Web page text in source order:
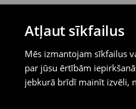
Atļaut sīkfailus
Mēs izmantojam sīkfailus
par jūsu ērtībām
jebkurā brīdī mainīt izvēli,